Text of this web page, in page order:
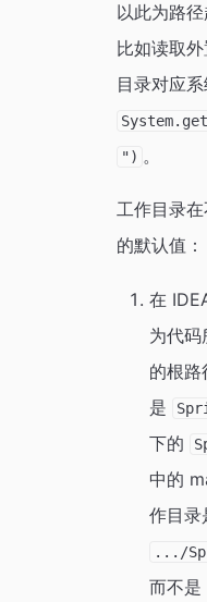
以此为路
比如读取
目录对应
") 。
工作目录
的默认值：
在
为代码
的根路
是
下的
中的
作目录
.../
而不是